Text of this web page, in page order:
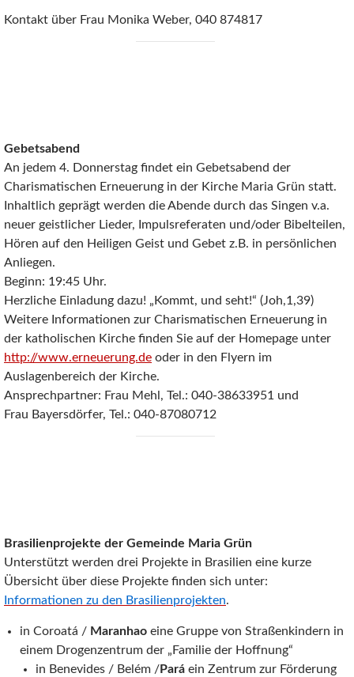
Kontakt über Frau Monika Weber, 040 874817
Gebetsabend
An jedem 4. Donnerstag findet ein Gebetsabend der
Charismatischen Erneuerung in der Kirche Maria Grün statt.
Inhaltlich geprägt werden die Abende durch das Singen v.a.
neuer geistlicher Lieder, Impulsreferaten und/oder Bibelteilen,
Hören auf den Heiligen Geist und Gebet z.B. in persönlichen
Anliegen.
Beginn: 19:45 Uhr.
Herzliche Einladung dazu! „Kommt, und seht!“ (Joh,1,39)
Weitere Informationen zur Charismatischen Erneuerung in
der katholischen Kirche finden Sie auf der Homepage unter
http://www.erneuerung.de oder in den Flyern im
Auslagenbereich der Kirche.
Ansprechpartner: Frau Mehl, Tel.: 040-38633951 und
Frau Bayersdörfer, Tel.: 040-87080712
Brasilienprojekte der Gemeinde Maria Grün
Unterstützt werden drei Projekte in Brasilien eine kurze
Übersicht über diese Projekte finden sich unter:
Informationen zu den Brasilienprojekten.
in Coroatá / Maranhao eine Gruppe von Straßenkindern in
einem Drogenzentrum der „Familie der Hoffnung“
in Benevides / Belém /Pará ein Zentrum zur Förderung